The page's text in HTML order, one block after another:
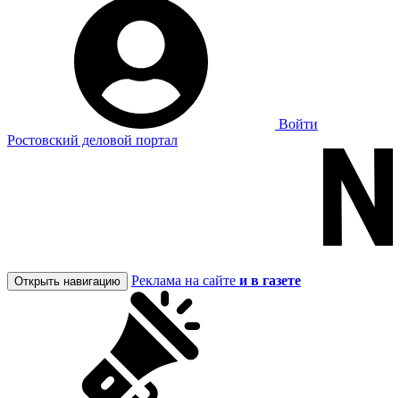
Войти
Ростовский деловой портал
Открыть навигацию Реклама на сайте и в газете